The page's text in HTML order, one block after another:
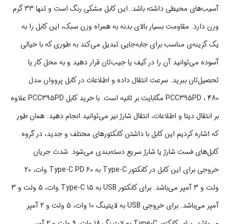
آسیب‌های محیطی داشته باشد. این کابل مشکی رنگ است و تنها 33 گرم
وزن دارد. مقاومت بسیار بالای بدنه به همراه وزن سبک، این کابل را به
یک گزینه‌ی مناسب برای جابه‌جایی تبدیل می‌کند به طوری که با خیالی
آسوده می‌توانید آن را در کیف یا جیب‌تان قرار دهید و به محل کار یا
تحصیل‌تان ببرید. سرعت انتقال داده و اطلاعات در کابل پرووان مدل
PCC395PD ، 480 مگابایت بر ثانیه است. با خرید کابل PCC395PD علاوه
بر انتقال دیتا و اطلاعات، انتقال شارژ نیز می‌توانید انجام دهید. همان طور
که اشاره کردیم این کابل با داشتن کانکتورهای مختلف و جدید، در گروه
کابل‌های فست شارژ یا شارژ سریع دسته‌بندی می‌شود. شدت جریان
خروجی برای این کابل در کانکتور Type-C به Type-C PD 60 وات، 20
ولت و 3 آمپر می‌باشد. برای کانکتور USB به Type-C 15 وات، 5 ولت و 3
آمپر می‌باشد. برای خروجی USB به لایتینگ 10 وات، 5 ولت و 2 آمپر